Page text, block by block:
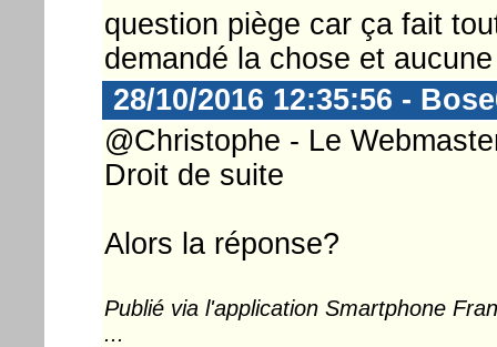
question piège car ça fait
demandé la chose et
28/10/2016 12:35:56 -
@Christophe - Le
Droit de suite
Alors la réponse?
Publié via l'application Smartphone
...